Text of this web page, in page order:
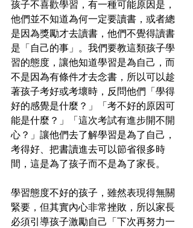
孩子不喜歡學習，有一種可能原因是，
他們並不知道為何一定要讀書，或者總
是因為獎勵才去讀書，他們不覺得讀書
是「自己的事」。我們要教這類孩子學
習的態度，讓他知道學習是為自己，而
不是因為有條件才去念書，所以可以趁
著孩子考好或考壞時，反問他們「學得
好的感覺是什麼？」「考不好的原因可
能是什麼？」「這次考試有進步開不開
心？」讓他們去了解學習是為了自己，
考得好、把書讀進去可以節省很多時
間，這是為了孩子而不是為了家長。
學習態度不好的孩子，雖然表現得無關
緊要，但其實內心非常挫敗，所以家長
必須引導孩子激勵自己「下次再努力一